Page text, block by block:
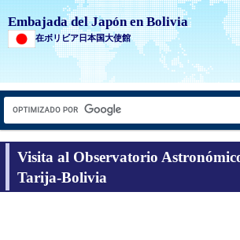
Embajada del Japón en Bolivia
在ボリビア日本国大使館
Visita al Observatorio
Tarija-Bolivia